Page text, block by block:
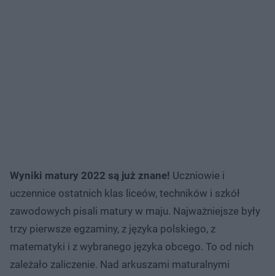
Wyniki matury 2022 są już znane! Uczniowie i
uczennice ostatnich klas liceów, techników i szkół
zawodowych pisali matury w maju. Najważniejsze były
trzy pierwsze egzaminy, z języka polskiego, z
matematyki i z wybranego języka obcego. To od nich
zależało zaliczenie. Nad arkuszami maturalnymi